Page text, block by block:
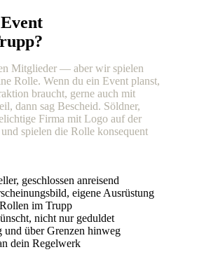
Mitglieder — aber wir spielen
Rolle. Wenn du ein Event planst,
braucht, gerne auch mit
dann sag Bescheid. Söldner,
Firma mit Logo auf der
spielen die Rolle konsequent
geschlossen anreisend
eigene Ausrüstung
im Trupp
nicht nur geduldet
und über Grenzen hinweg
dein Regelwerk